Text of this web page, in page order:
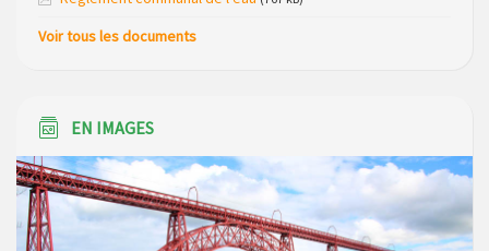
Voir tous les documents
EN IMAGES